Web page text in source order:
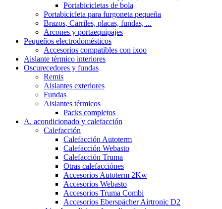
Portabicicletas de bola
Portabicicleta para furgoneta pequeña
Brazos, Carriles, placas, fundas, ...
Arcones y portaequipajes
Pequeños electrodomésticos
Accesorios compatibles con ixoo
Aislante térmico interiores
Oscurecedores y fundas
Remis
Aislantes exteriores
Fundas
Aislantes térmicos
Packs completos
A. acondicionado y calefacción
Calefacción
Calefacción Autoterm
Calefacción Webasto
Calefacción Truma
Otras calefacciónes
Accesorios Autoterm 2Kw
Accesorios Webasto
Accesorios Truma Combi
Accesorios Eberspächer Airtronic D2